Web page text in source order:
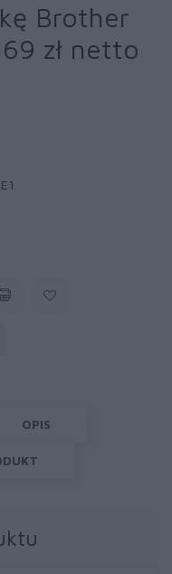
Brother
zł netto
OPIS